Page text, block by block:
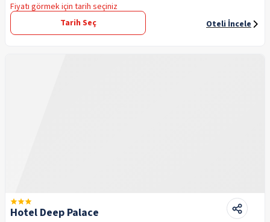
Fiyatı görmek için tarih seçiniz
Tarih Seç
Oteli İncele
Hotel Deep Palace